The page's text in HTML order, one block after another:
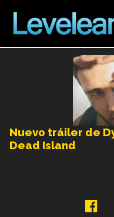
Nuevo tráiler de
Dead Island